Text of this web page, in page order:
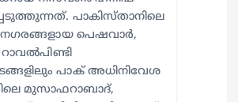
പാകിസ്താനിലെ
നഗരങ്ങളായ പെഷവാർ,
റാവൽപിണ്ടി
പാക് അധിനിവേശ
മുസാഫറാബാദ്,